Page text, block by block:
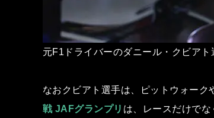
元F1ドライバーのダニール・クビアト
なおクビアト選⼿は、ピットウォー
戦 JAFグランプリ は、レースだけでな